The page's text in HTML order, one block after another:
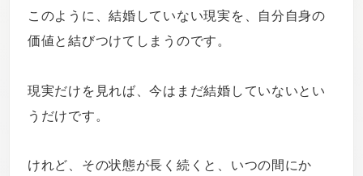
このように、結婚していない現実を、自分自身の
価値と結びつけてしまうのです。
現実だけを見れば、今はまだ結婚していないとい
うだけです。
けれど、その状態が長く続くと、いつの間にか